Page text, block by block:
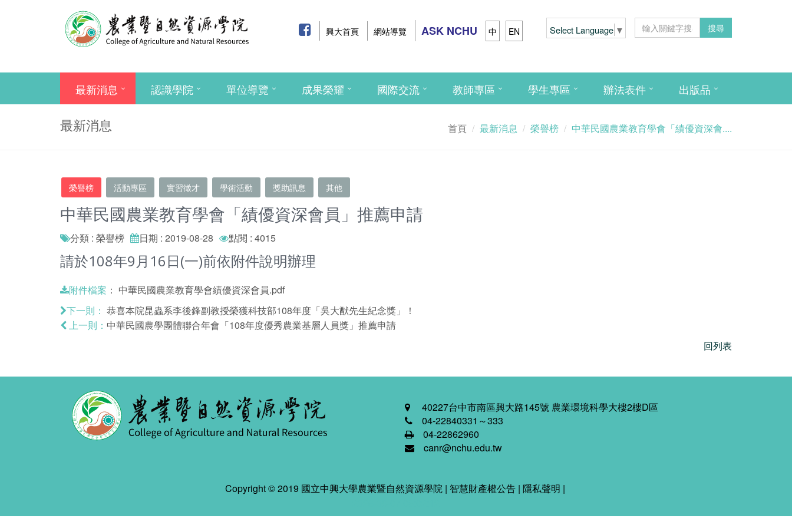
興大首頁 網站導覽 ASK NCHU 中 EN Select Language ▼ 搜尋
最新消息 認識學院 單位導覽 成果榮耀 國際交流 教師專區 學生專區 辦法表件 出版品
最新消息 首頁 最新消息 榮譽榜 中華民國農業教育學會「績優資深會....
榮譽榜 活動專區 實習徵才 學術活動 獎助訊息 其他
中華民國農業教育學會「績優資深會員」推薦申請
分類 : 榮譽榜 日期 : 2019-08-28 點閱 : 4015
請於108年9月16日(一)前依附件說明辦理
附件檔案 ： 中華民國農業教育學會績優資深會員.pdf
下一則： 恭喜本院昆蟲系李後鋒副教授榮獲科技部108年度「吳大猷先生紀念獎」！
上一則： 中華民國農學團體聯合年會「108年度優秀農業基層人員獎」推薦申請
回列表
40227台中市南區興大路145號 農業環境科學大樓2樓D區
04-22840331～333
04-22862960
canr@nchu.edu.tw
Copyright © 2019 國立中興大學農業暨自然資源學院 | 智慧財產權公告| 隱私聲明 |